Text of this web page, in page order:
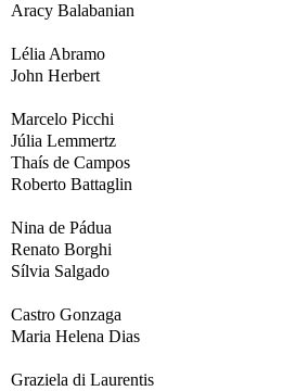
Aracy Balabanian
Lélia Abramo
John Herbert
Marcelo Picchi
Júlia Lemmertz
Thaís de Campos
Roberto Battaglin
Nina de Pádua
Renato Borghi
Sílvia Salgado
Castro Gonzaga
Maria Helena Dias
Graziela di Laurentis